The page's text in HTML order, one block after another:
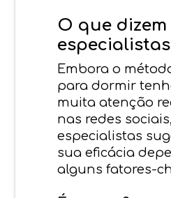
O que dizem
especialistas
Embora o
para dormir
muita atenção
nas redes sociais,
especialistas
sua eficácia
alguns fatores-